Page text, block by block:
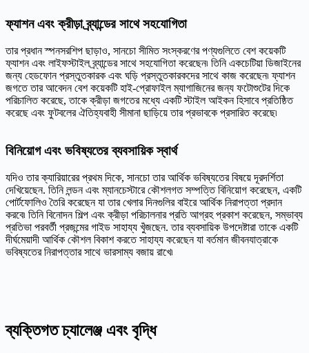
ফ্যাশন এবং ক্রীড়া ব্র্যান্ডের সাথে সহযোগিতা
তার প্রধান স্পনসরশিপ ছাড়াও, সানচো সীমিত সংস্করণের পণ্যগুলিতে বেশ কয়েকটি
ফ্যাশন এবং লাইফস্টাইল ব্র্যান্ডের সাথে সহযোগিতা করেছেন৷ তিনি একচেটিয়া ডিজাইনের
জন্য হেডফোন প্রস্তুতকারক এবং ঘড়ি প্রস্তুতকারকদের সাথে কাজ করেছেন৷ ফ্যাশন
জগতে তার আবেদন বেশ কয়েকটি হাই-প্রোফাইল ম্যাগাজিনের জন্য ফটোশুটের দিকে
পরিচালিত করেছে, তাকে ক্রীড়া জগতের মধ্যে একটি স্টাইল আইকন হিসাবে প্রতিষ্ঠিত
করেছে এবং ফুটবলের ঐতিহ্যবাহী সীমানা ছাড়িয়ে তার প্রভাবকে প্রসারিত করেছে৷
বিনিয়োগ এবং ভবিষ্যতের ব্যবসায়িক স্বার্থ
যদিও তার ক্যারিয়ারের প্রথম দিকে, সানচো তার আর্থিক ভবিষ্যতের বিষয়ে দূরদর্শিতা
দেখিয়েছেন. তিনি লন্ডন এবং ম্যানচেস্টারে কৌশলগত সম্পত্তি বিনিয়োগ করেছেন, একটি
পোর্টফোলিও তৈরি করেছেন যা তার খেলার দিনগুলির বাইরে আর্থিক নিরাপত্তা প্রদান
করবে৷ তিনি বিনোদন শিল্প এবং ক্রীড়া পরিচালনার প্রতি আগ্রহ প্রকাশ করেছেন, সম্ভাব্য
প্রতিভা পরবর্তী প্রজন্মের গাইড সাহায্য খুঁজছেন. তার ব্যবসায়িক উপদেষ্টারা তাকে একটি
দীর্ঘমেয়াদী আর্থিক কৌশল বিকাশ করতে সাহায্য করেছেন যা বর্তমান জীবনযাত্রাকে
ভবিষ্যতের নিরাপত্তার সাথে ভারসাম্য বজায় রাখে৷
ব্যক্তিগত চ্যালেঞ্জ এবং বৃদ্ধি